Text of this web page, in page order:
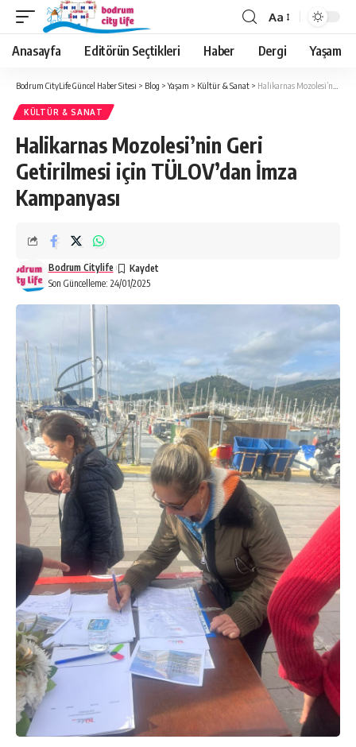
Aa
Anasayfa Editörün Seçtikleri Haber Dergi Yaşam
Bodrum CityLife Güncel Haber Sitesi > Blog >Yaşam > Kültür & Sanat > Halikarnas Mozolesi’nin Geri Getirilmesi için TÜLOV’dan İmza Kampanyası
KÜLTÜR & SANAT
Halikarnas Mozolesi’nin Geri
Getirilmesi için TÜLOV’dan İmza
Kampanyası
Son Güncelleme: 24/01/2025
Bodrum Citylife